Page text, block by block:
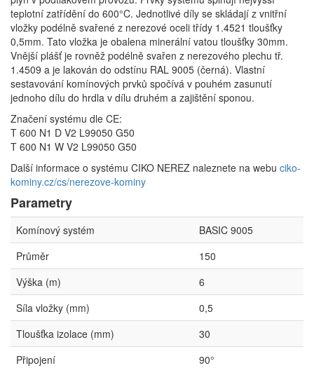
teplotní zatřídění do 600°C. Jednotlivé díly se skládají z vnitřní
vložky podélně svařené z nerezové oceli třídy 1.4521 tloušťky
0,5mm. Tato vložka je obalena minerální vatou tloušťky 30mm.
Vnější plášť je rovněž podélně svařen z nerezového plechu tř.
1.4509 a je lakován do odstínu RAL 9005 (černá). Vlastní
sestavování komínových prvků spočívá v pouhém zasunutí
jednoho dílu do hrdla v dílu druhém a zajištění sponou.
Značení systému dle CE:
T 600 N1 D V2 L99050 G50
T 600 N1 W V2 L99050 G50
Další informace o systému CIKO NEREZ naleznete na webu ciko-
kominy.cz/cs/nerezove-kominy
Parametry
Komínový systém
BASIC 9005
Průměr
150
Výška (m)
6
Síla vložky (mm)
0,5
Tloušťka izolace (mm)
30
Připojení
90°